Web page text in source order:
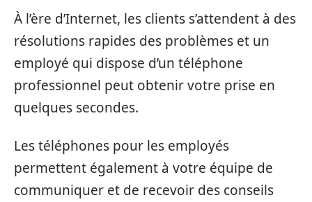
À l’ère d’Internet, les clients s’attendent à des
résolutions rapides des problèmes et un
employé qui dispose d’un téléphone
professionnel peut obtenir votre prise en
quelques secondes.
Les téléphones pour les employés
permettent également à votre équipe de
communiquer et de recevoir des conseils